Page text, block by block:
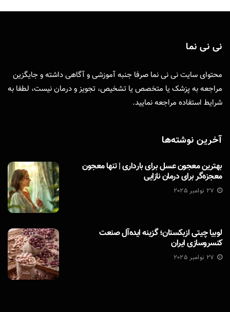
نی نی نما
محتوای سایت نی نی نما صرفا جنبه آموزشی و آگاهی داشته و جایگزین
مراجعه به پزشک یا متخصص یا تشخیص، تجویز و درمان نیست، لطفا به
شرایط استفاده مراجعه نمایید.
آخرین نوشته‌ها
بهترین معجون عسل برای بارداری | تنها معجون
معجزه‌گر برای درمان نازایی
27 نوامبر 2025
لوبیا چیتی ازبکستان؛ گزینه ایده‌آل صنعت
کنسروسازی ایران
27 نوامبر 2025